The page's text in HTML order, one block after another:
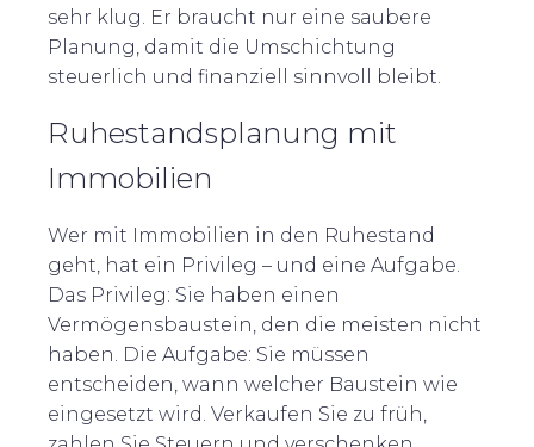
sehr klug. Er braucht nur eine saubere
Planung, damit die Umschichtung
steuerlich und finanziell sinnvoll bleibt.
Ruhestandsplanung mit
Immobilien
Wer mit Immobilien in den Ruhestand
geht, hat ein Privileg – und eine Aufgabe.
Das Privileg: Sie haben einen
Vermögensbaustein, den die meisten nicht
haben. Die Aufgabe: Sie müssen
entscheiden, wann welcher Baustein wie
eingesetzt wird. Verkaufen Sie zu früh,